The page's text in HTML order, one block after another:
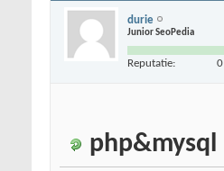
durie
Junior SeoPedia
Reputatie: 0
php&mysql